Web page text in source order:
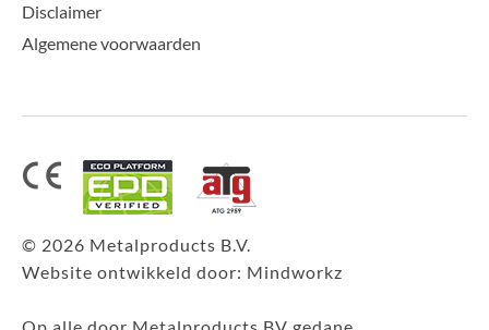
Disclaimer
Algemene voorwaarden
© 2026 Metalproducts B.V.
Website ontwikkeld door: Mindworkz